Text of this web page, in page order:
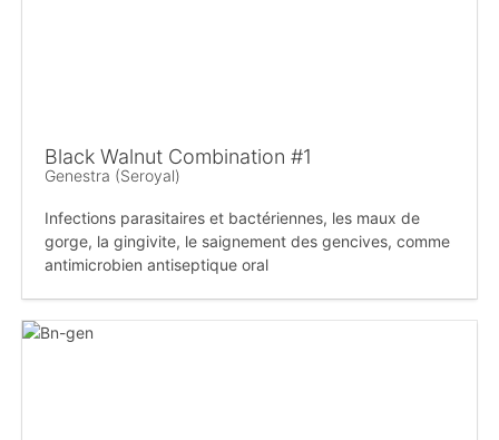
Black Walnut Combination #1
Genestra (Seroyal)
Infections parasitaires et bactériennes, les maux de
gorge, la gingivite, le saignement des gencives, comme
antimicrobien antiseptique oral